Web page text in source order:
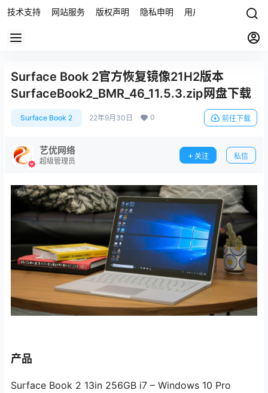
技术支持 网站服务 版权声明 隐私申明 用户协议 联系我们
Surface Book 2官方恢复镜像21H2版本
SurfaceBook2_BMR_46_11.5.3.zip网盘下载
Surface Book 2 22年9月30日 0 前往下载
艺优网络
超级管理员
关注 私信
产品
Surface Book 2 13in 256GB i7 – Windows 10 Pro